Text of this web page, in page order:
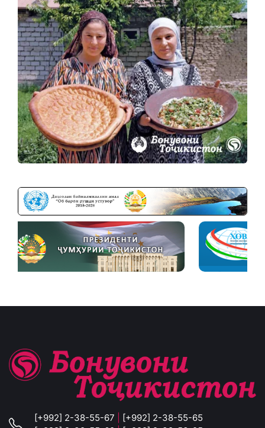
[+992] 2-38-55-67
[+992] 2-38-55-65